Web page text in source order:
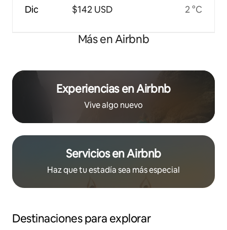
Dic $142 USD 2 °C
Más en Airbnb
Experiencias en Airbnb
Vive algo nuevo
Servicios en Airbnb
Haz que tu estadía sea más especial
Destinaciones para explorar